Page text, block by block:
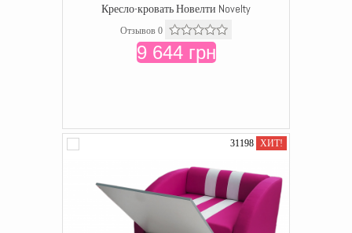
Кресло-кровать Новелти Novelty
Отзывов 0
9 644 грн
31198 ХИТ!